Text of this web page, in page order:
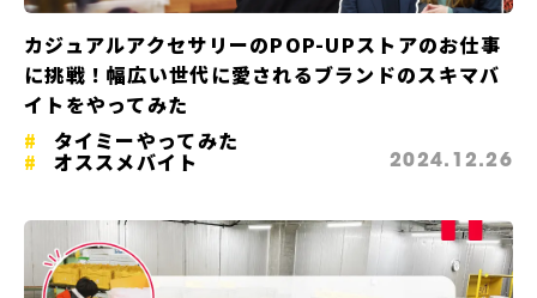
カジュアルアクセサリーのPOP-UPストアのお仕事
に挑戦！幅広い世代に愛されるブランドのスキマバ
イトをやってみた
タイミーやってみた
オススメバイト 2024.12.26